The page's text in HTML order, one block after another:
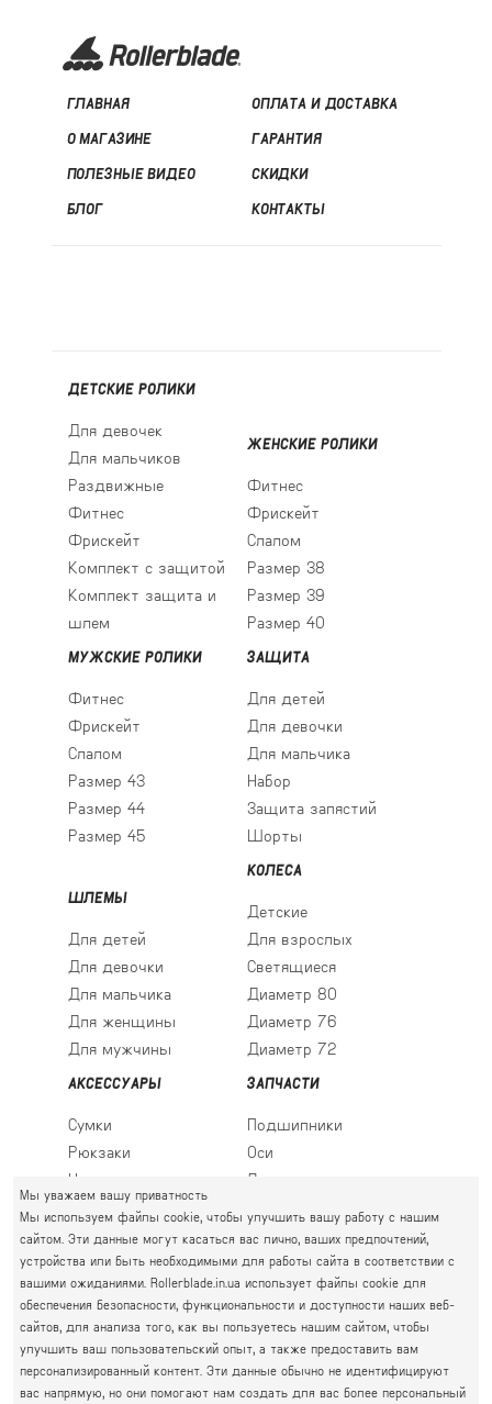
ГЛАВНАЯ
О МАГАЗИНЕ
ПОЛЕЗНЫЕ ВИДЕО
БЛОГ
ОПЛАТА И ДОСТАВКА
ГАРАНТИЯ
СКИДКИ
КОНТАКТЫ
ДЕТСКИЕ РОЛИКИ
Для девочек
Для мальчиков
Раздвижные
Фитнес
Фрискейт
Комплект с защитой
Комплект защита и
шлем
ЖЕНСКИЕ РОЛИКИ
Фитнес
Фрискейт
Слалом
Размер 38
Размер 39
Размер 40
МУЖСКИЕ РОЛИКИ
Фитнес
Фрискейт
Слалом
Размер 43
Размер 44
Размер 45
ЗАЩИТА
Для детей
Для девочки
Для мальчика
Набор
Защита запястий
Шорты
ШЛЕМЫ
Для детей
Для девочки
Для мальчика
Для женщины
Для мужчины
КОЛЕСА
Детские
Для взрослых
Светящиеся
Диаметр 80
Диаметр 76
Диаметр 72
АКСЕССУАРЫ
Сумки
Рюкзаки
Носки
ЗАПЧАСТИ
Подшипники
Оси
Ледовые лезвия
ПРАВЫЙ БЕРЕГ
Святошин, Житомирская, Академгородок
Г. КИЕВ, УЛ. АКАДЕМИКА КРЫМСКОГО, 4А
ГРАФИК РАБОТЫ:
пн.-пт. 10.00 - 19.00
сб.-нд. 10.00 - 17.00
063 777-59-79
067 111-01-47
050 777-16-00
Мы уважаем вашу приватность
Мы используем файлы cookie, чтобы улучшить вашу работу с нашим
сайтом. Эти данные могут касаться вас лично, ваших предпочтений,
устройства или быть необходимыми для работы сайта в соответствии с
вашими ожиданиями. Rollerblade.in.ua использует файлы cookie для
обеспечения безопасности, функциональности и доступности наших веб-
сайтов, для анализа того, как вы пользуетесь нашим сайтом, чтобы
улучшить ваш пользовательский опыт, а также предоставить вам
персонализированный контент. Эти данные обычно не идентифицируют
вас напрямую, но они помогают нам создать для вас более персональный